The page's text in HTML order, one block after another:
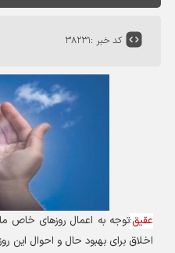
کد خبر :۳۸۲۳۱
عقیق:توجه به اعمال روزهای خاص ماه
اخلاق برای بهبود حال و احوال این